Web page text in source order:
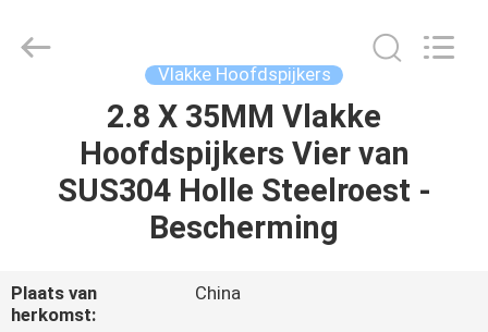
PRODUCTEN
ONS
License.
Vlakke Hoofdspijkers
2.8 X 35MM Vlakke
Hoofdspijkers Vier van
SUS304 Holle Steelroest -
Bescherming
Plaats van
herkomst:
China